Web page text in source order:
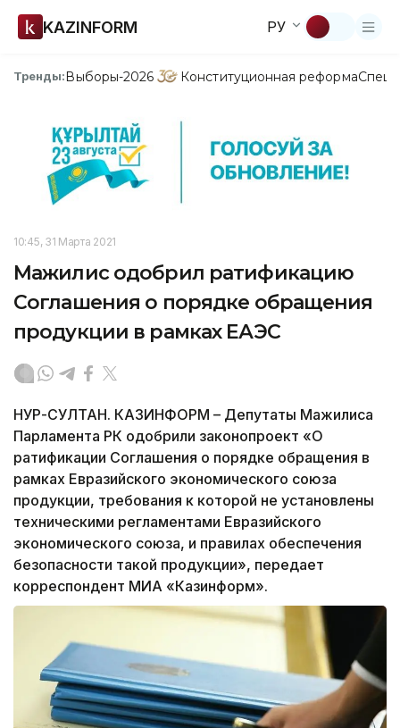
KAZINFORM РУ
Тренды:Выборы-2026 Конституционная реформа
10:45, 31 Марта 2021
Мажилис одобрил ратификацию
Соглашения о порядке обращения
продукции в рамках ЕАЭС
НУР-СУЛТАН. КАЗИНФОРМ – Депутаты Мажилиса
Парламента РК одобрили законопроект «О
ратификации Соглашения о порядке обращения в
рамках Евразийского экономического союза
продукции, требования к которой не установлены
техническими регламентами Евразийского
экономического союза, и правилах обеспечения
безопасности такой продукции», передает
корреспондент МИА «Казинформ».